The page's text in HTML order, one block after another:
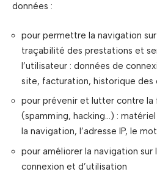
données :
pour permettre la navigation
traçabilité des prestations et
l’utilisateur : données de
site, facturation, historique des
pour prévenir et lutter contre
(spamming, hacking…) :
la navigation, l’adresse IP, le
pour améliorer la navigation sur
connexion et d’utilisation